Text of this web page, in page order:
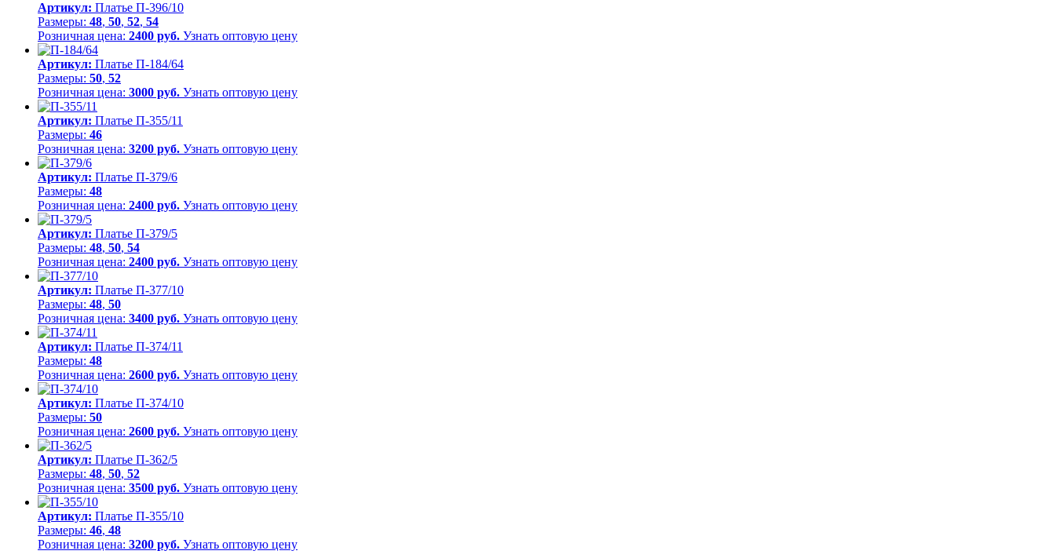
Артикул: Платье П-396/10
Размеры: 48, 50, 52, 54
Розничная цена: 2400 руб. Узнать оптовую цену
Артикул: Платье П-184/64
Размеры: 50, 52
Розничная цена: 3000 руб. Узнать оптовую цену
Артикул: Платье П-355/11
Размеры: 46
Розничная цена: 3200 руб. Узнать оптовую цену
Артикул: Платье П-379/6
Размеры: 48
Розничная цена: 2400 руб. Узнать оптовую цену
Артикул: Платье П-379/5
Размеры: 48, 50, 54
Розничная цена: 2400 руб. Узнать оптовую цену
Артикул: Платье П-377/10
Размеры: 48, 50
Розничная цена: 3400 руб. Узнать оптовую цену
Артикул: Платье П-374/11
Размеры: 48
Розничная цена: 2600 руб. Узнать оптовую цену
Артикул: Платье П-374/10
Размеры: 50
Розничная цена: 2600 руб. Узнать оптовую цену
Артикул: Платье П-362/5
Размеры: 48, 50, 52
Розничная цена: 3500 руб. Узнать оптовую цену
Артикул: Платье П-355/10
Размеры: 46, 48
Розничная цена: 3200 руб. Узнать оптовую цену